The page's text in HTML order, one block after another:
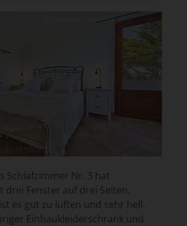
Schlafzimmer Nr. 3 hat
drei Fenster auf drei Seiten.
es gut zu lüften und sehr hell.
Einbaukleiderschrank und